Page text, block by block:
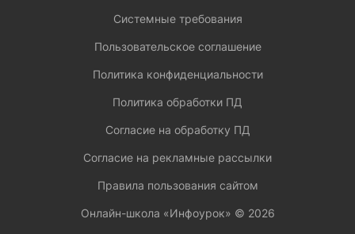
Системные требования
Пользовательское соглашение
Политика конфиденциальности
Политика обработки ПД
Согласие на обработку ПД
Согласие на рекламные рассылки
Правила пользования сайтом
Онлайн-школа «Инфоурок» © 2026